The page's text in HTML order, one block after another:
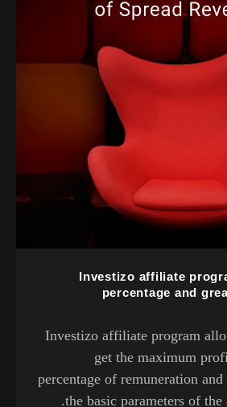
Investizo affiliate
percentage and
Investizo affiliate program
get the maximum
percentage of remuneration
the basic parameters of